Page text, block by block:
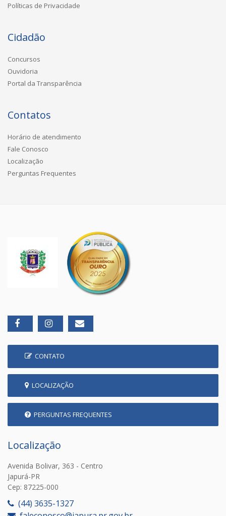
Políticas de Privacidade
Cidadão
Concursos
Ouvidoria
Portal da Transparência
Contatos
Horário de atendimento
Fale Conosco
Localização
Perguntas Frequentes
CONTATO
LOCALIZAÇÃO
PERGUNTAS FREQUENTES
Localização
Avenida Bolivar, 363 - Centro
Japurá-PR
Cep: 87225-000
(44) 3635-1327